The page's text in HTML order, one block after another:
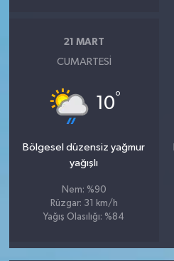
21 MART
CUMARTESI
10°
Bölgesel düzensiz yağmur
yağışlı
Nem: %90
Rüzgar: 31 km/h
Yağış Olasılığı: %84